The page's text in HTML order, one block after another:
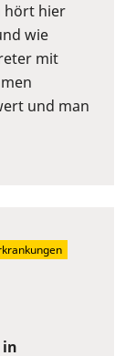
hört hier
wie
mit
und man
in